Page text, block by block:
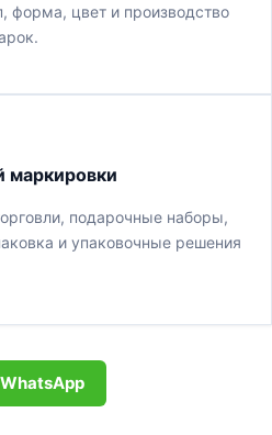
форма, цвет и производство
маркировки
подарочные наборы,
и упаковочные решения